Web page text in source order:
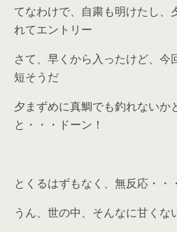
てなわけで、自粛も明けたし、
れてエントリー
さて、早くから入ったけど、今
短そうだ
夕まずめに真鯛でも釣れないか
と・・・ドーン！
とくるはずもなく、無反応・・・
うん、世の中、そんなに甘くな